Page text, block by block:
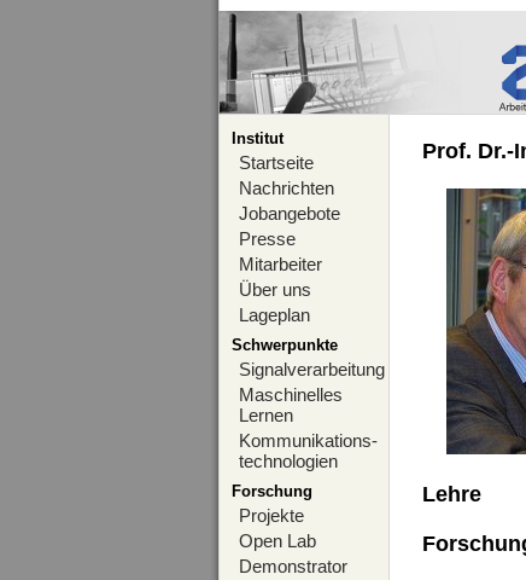
Institut
Startseite
Nachrichten
Jobangebote
Presse
Mitarbeiter
Über uns
Lageplan
Schwerpunkte
Signalverarbeitung
Maschinelles
Lernen
Kommunikations-
technologien
Forschung
Projekte
Open Lab
Demonstrator
Prof. Dr.-
Lehre